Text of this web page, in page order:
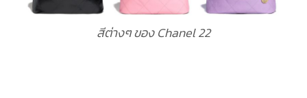
สีต่างๆ ของ Chanel 22